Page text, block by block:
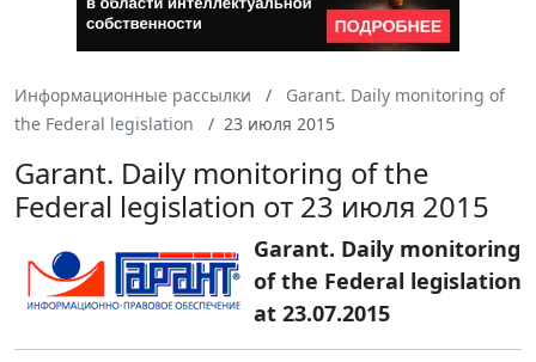
Информационные рассылки
Garant. Daily monitoring of
the Federal legislation
23 июля 2015
Garant. Daily monitoring of the
Federal legislation от 23 июля 2015
Garant. Daily monitoring
of the Federal legislation
at 23.07.2015